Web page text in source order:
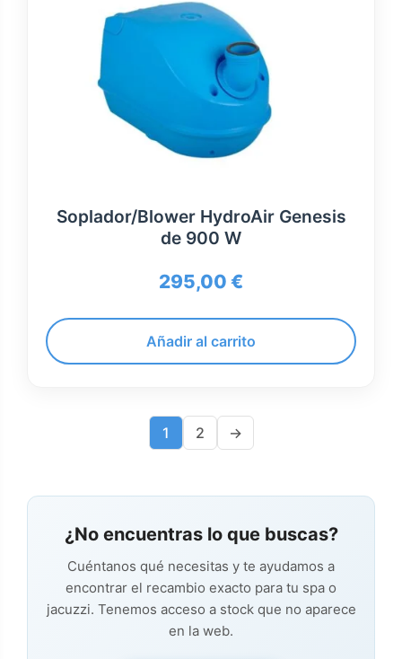
Soplador/Blower HydroAir Genesis
de 900 W
295,00 €
Añadir al carrito
1 2 →
¿No encuentras lo que buscas?
Cuéntanos qué necesitas y te ayudamos a
encontrar el recambio exacto para tu spa o
jacuzzi. Tenemos acceso a stock que no aparece
en la web.